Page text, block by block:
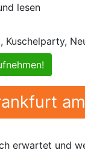
lesen
Kuschelparty,
erwartet und